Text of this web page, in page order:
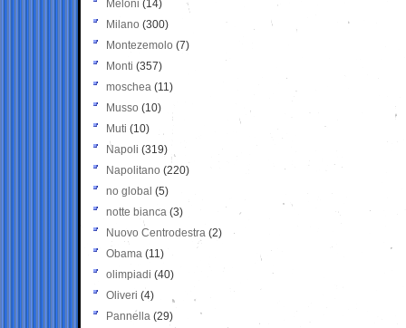
Meloni (14)
Milano (300)
Montezemolo (7)
Monti (357)
moschea (11)
Musso (10)
Muti (10)
Napoli (319)
Napolitano (220)
no global (5)
notte bianca (3)
Nuovo Centrodestra (2)
Obama (11)
olimpiadi (40)
Oliveri (4)
Pannella (29)